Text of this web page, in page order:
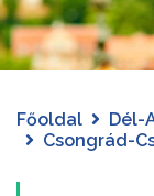
Főoldal
Dél-
Csongrád-